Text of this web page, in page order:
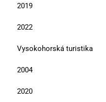
2019
2022
Vysokohorská turistika
2004
2020